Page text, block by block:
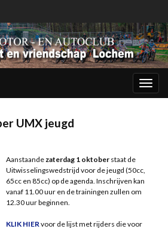
UMX jeugd
Aanstaande zaterdag 1 oktober staat de
Uitwisselingswedstrijd voor de jeugd (50cc,
65cc en 85cc) op de agenda. Inschrijven kan
vanaf 11.00 uur en de trainingen zullen om
12.30 uur beginnen.
KLIK HIER voor de lijst met rijders die voor